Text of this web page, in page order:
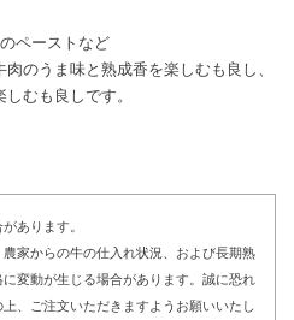
ペーストなど
のうま味と熟成香を楽しむも良し、
むも良しです。
あります。
家からの牛の仕入れ状況、および長期熟
変動が生じる場合があります。誠に恐れ
、ご注文いただきますようお願いいたし